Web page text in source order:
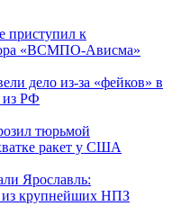
приступил к
«ВСМПО-Ависма»
дело из-за «фейков» в
из РФ
тюрьмой
ракет у США
Ярославль:
из крупнейших НПЗ